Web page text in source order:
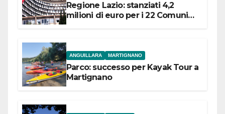
Regione Lazio: stanziati 4,2
milioni di euro per i 22 Comuni
ANGUILLARA MARTIGNANO
Parco: successo per Kayak Tour a
Martignano